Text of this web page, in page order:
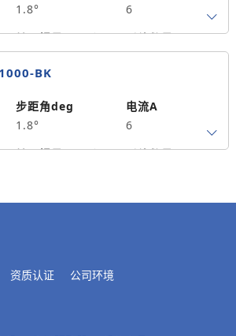
1.8°
6
转子惯量g.cm²
2800
引线数量
4
单出轴
182
BK
步距角deg
1.8°
电流A
6
转子惯量g.cm²
引线数量
出轴方式
马达长度mm
资质认证 公司环境